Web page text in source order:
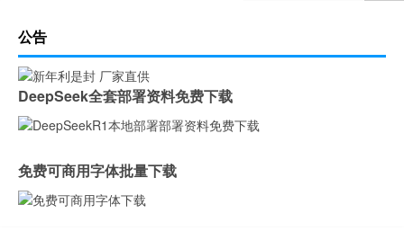
公告
DeepSeek全套部署资料免费下载
免费可商用字体批量下载